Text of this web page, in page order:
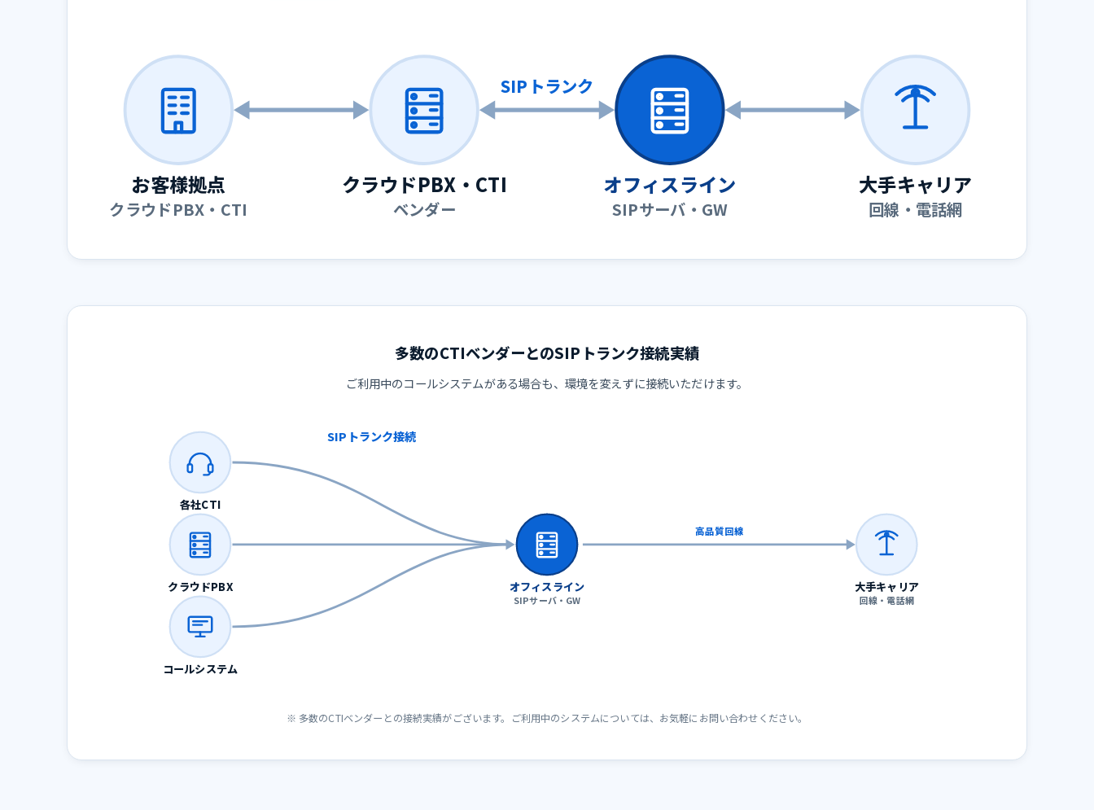
SIPトランク
お客様拠点
クラウドPBX・CTI
クラウドPBX・CTI
ベンダー
オフィスライン
SIPサーバ・GW
大手キャリア
回線・電話網
多数のCTIベンダーとのSIPトランク接続実績
ご利用中のコールシステムがある場合も、環境を変えずに接続いただけます。
SIPトランク接続
高品質回線
各社CTI
クラウドPBX
コールシステム
オフィスライン
SIPサーバ・GW
大手キャリア
回線・電話網
※ 多数のCTIベンダーとの接続実績がございます。ご利用中のシステムについては、お気軽にお問い合わせください。